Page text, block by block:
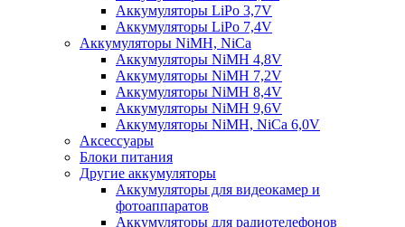
Аккумуляторы LiPo 3,7V
Аккумуляторы LiPo 7,4V
Аккумуляторы NiMH, NiCa
Аккумуляторы NiMH 4,8V
Аккумуляторы NiMH 7,2V
Аккумуляторы NiMH 8,4V
Аккумуляторы NiMH 9,6V
Аккумуляторы NiMH, NiCa 6,0V
Аксессуары
Блоки питания
Другие аккумуляторы
Аккумуляторы для видеокамер и
фотоаппаратов
Аккумуляторы для радиотелефонов